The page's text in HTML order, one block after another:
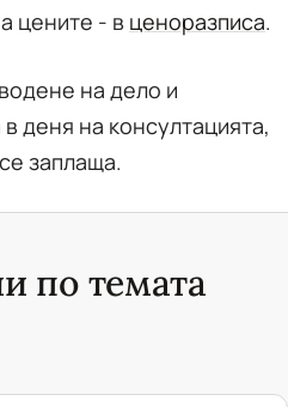
цените - в ценоразписа.
на дело и
деня на консултацията,
заплаща.
по темата